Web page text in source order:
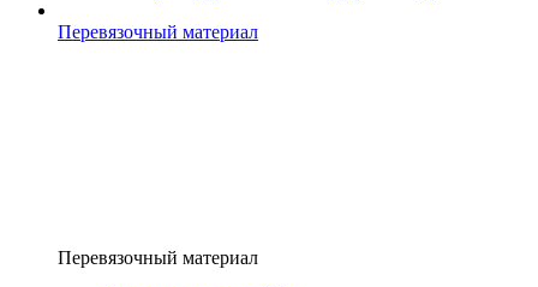
Перевязочный материал
Перевязочный материал